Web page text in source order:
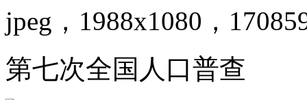
jpeg，1988x1080，
第七次全国人口普查